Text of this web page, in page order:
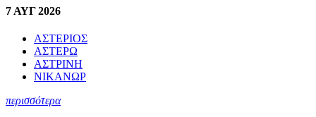
7 ΑΥΓ 2026
ΑΣΤΕΡΙΟΣ
ΑΣΤΕΡΩ
ΑΣΤΡΙΝΗ
ΝΙΚΑΝΩΡ
περισσότερα